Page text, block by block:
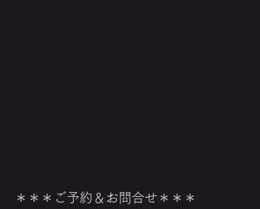
＊＊＊ご予約＆お問合せ＊＊＊